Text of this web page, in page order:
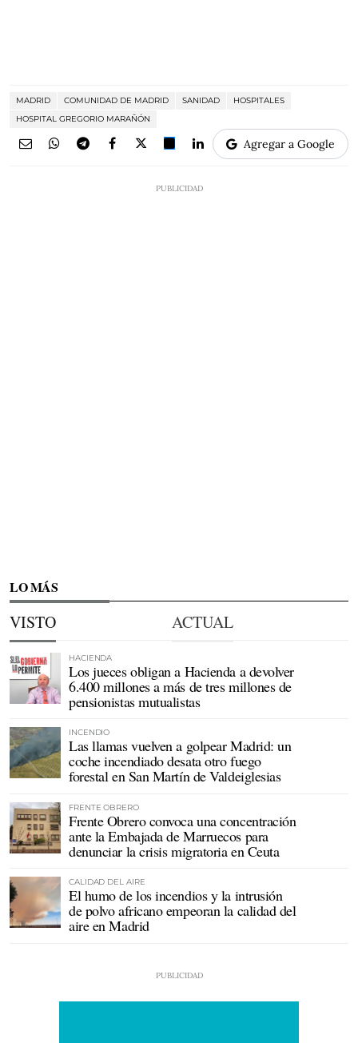
MADRID COMUNIDAD DE MADRID SANIDAD
HOSPITALES
HOSPITAL GREGORIO MARAÑÓN
Agregar a Google
LO MÁS
VISTO ACTUAL
HACIENDA
Los jueces obligan a Hacienda a devolver
6.400 millones a más de tres millones de
pensionistas mutualistas
INCENDIO
Las llamas vuelven a golpear Madrid: un
coche incendiado desata otro fuego
forestal en San Martín de Valdeiglesias
FRENTE OBRERO
Frente Obrero convoca una concentración
ante la Embajada de Marruecos para
denunciar la crisis migratoria en Ceuta
CALIDAD DEL AIRE
El humo de los incendios y la intrusión
de polvo africano empeoran la calidad del
aire en Madrid